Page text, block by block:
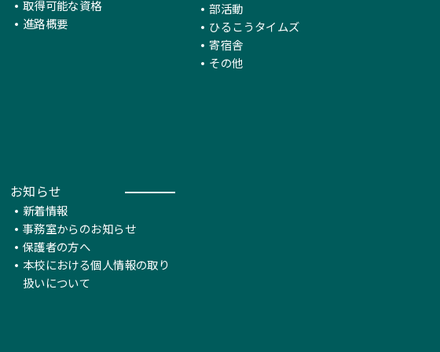
取得可能な資格
進路概要
部活動
ひるこうタイムズ
寄宿舎
その他
お知らせ
新着情報
事務室からのお知らせ
保護者の方へ
本校における個人情報の取り
扱いについて